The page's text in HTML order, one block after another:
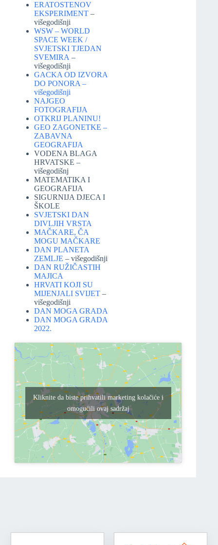
ERATOSTENOV
EKSPERIMENT –
višegodišnji
WSW – WORLD
SPACE WEEK /
SVJETSKI TJEDAN
SVEMIRA –
višegodišnji
GACKA OD IZVORA
DO PONORA –
višegodišnji
NAJGEO
FOTOGRAFIJA
OTKRIJ PLANINU!
GEO ZAGONETKE –
ZABAVNA
GEOGRAFIJA
VODENA BLAGA
HRVATSKE –
višegodišnj
MATEMATIKA I
GEOGRAFIJA
SIGURNIJA DJECA I
ŠKOLE
SVJETSKI DAN
DIVLJIH VRSTA
MAČKARE, ČA
MOGU MAČKARE
DAN PLANETA
ZEMLJE – višegodišnji
DAN RUŽIČASTIH
MAJICA
HRVATI KOJI SU
MIJENJALI SVIJET –
višegodišnji
DAN MOGA GRADA
DAN MOGA GRADA
2022.
Kliknite da biste prihvatili marketing kolačiće i
omogućili ovaj sadržaj